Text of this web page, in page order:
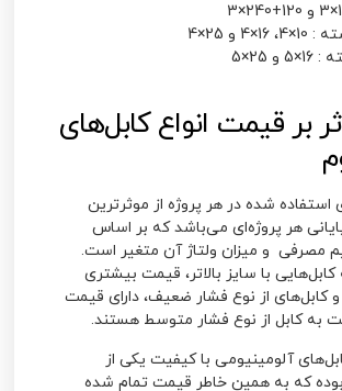
:
: 16×5 و 25×5
بر قیمت انواع کابل‌های
شده در هر پروژه از موثرترین
هر پروژه‌ای می‌باشد که بر اساس
مصرفی و میزان ولتاژ آن متغیر است.
با سایز بالاتر، قیمت بیشتری
کابل‌های از نوع فشار ضعیف، دارای قیمت
به کابل از نوع فشار متوسط هستند.
آلومینیومی با کیفیت یکی از
که به همین خاطر قیمت تمام شده